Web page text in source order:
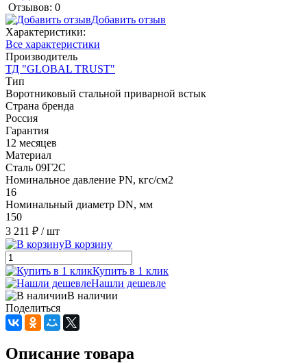
Отзывов: 0
Добавить отзыв
Характеристики:
Все характеристики
Производитель
ТД "GLOBAL TRUST"
Тип
Воротниковый стальной приварной встык
Страна бренда
Россия
Гарантия
12 месяцев
Материал
Сталь 09Г2С
Номинальное давление PN, кгс/см2
16
Номинальный диаметр DN, мм
150
3 211 ₽ / шт
В корзину
Купить в 1 клик
Нашли дешевле
В наличии
Поделиться
Описание товара